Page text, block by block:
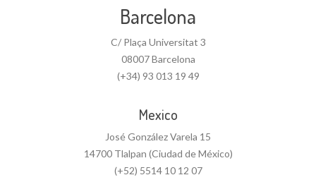
Barcelona
C/ Plaça Universitat 3
08007 Barcelona
(+34) 93 013 19 49
Mexico
José González Varela 15
14700 Tlalpan (Ciudad de México)
(+52) 5514 10 12 07